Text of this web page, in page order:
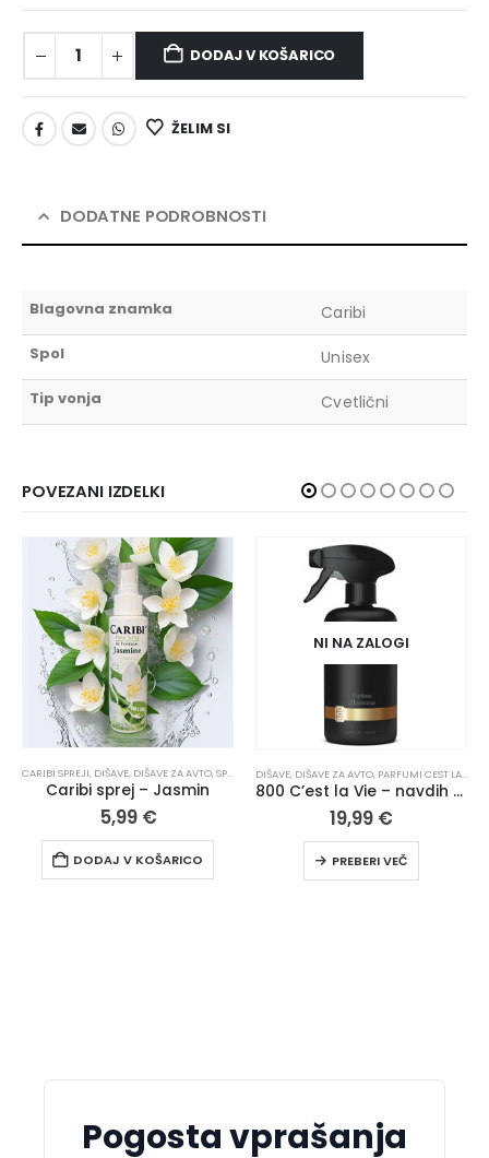
DODAJ V KOŠARICO
ŽELIM SI
DODATNE PODROBNOSTI
Blagovna znamka Caribi
Spol Unisex
Tip vonja Cvetlični
POVEZANI IZDELKI
IN PISARNO
SPREJI,SPREJI ZA PROSTORE,VSI IZDELKI,ZA DOM IN PISARNO
CARIBI SPREJI, DIŠAVE, DIŠAVE ZA AVTO,SPREJI SPREJI ZA PROSTORE,VSI IZDELKI,ZA DOM IN
Caribi sprej – Jasmin
5,99 €
DODAJ V KOŠARICO
NI NA ZALOGI
DIŠAVE, DIŠAVE ZA AVTO, PARFUMI CEST LA VIE
800 C’est la Vie – navdih Tom Ford Tobacco Vanille
19,99 €
PREBERI VEČ
Pogosta vprašanja